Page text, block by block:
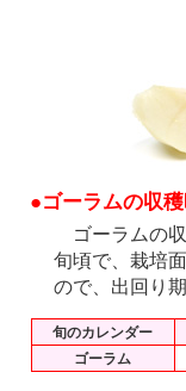
●ゴーラムの収
ゴーラムの
旬頃で、栽培
ので、出回り
旬のカレンダー
ゴーラム